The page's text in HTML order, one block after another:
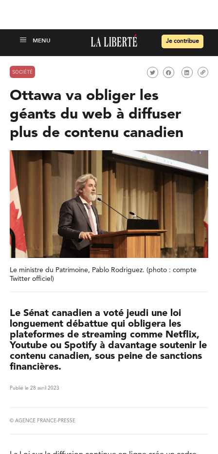
Je contribue
SOCIÉTÉ
Ottawa va obliger les
géants du web à diffuser
plus de contenu canadien
Le ministre du Patrimoine, Pablo Rodriguez. (photo : compte
Twitter officiel)
Le Sénat canadien a voté jeudi une loi
longuement débattue qui obligera les
plateformes de streaming comme Netflix,
Youtube ou Spotify à davantage soutenir le
contenu canadien, sous peine de sanctions
financières.
Publié le 28 avril 2023
© AGENCE FRANCE-PRESSE